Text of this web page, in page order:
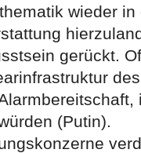
wieder
gerückt.
(Putin).